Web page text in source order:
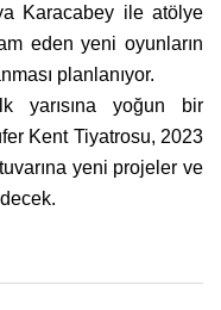
Karacabey ile atölye
eden yeni oyunların
planlanıyor.
yarısına yoğun bir
Kent Tiyatrosu, 2023
yeni projeler ve